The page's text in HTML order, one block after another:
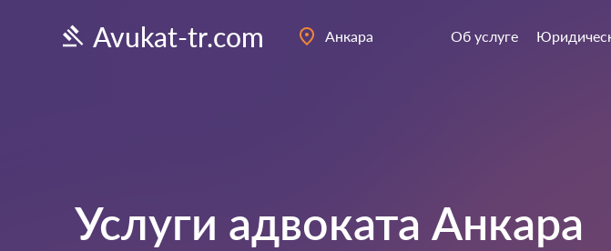
Avukat-tr.com Анкара Об услуге
Услуги адвоката Анкара